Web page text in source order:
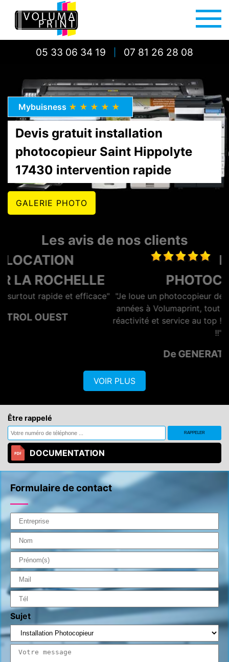
05 33 06 34 19 07 81 26 28 08
Mybuisness ★★★★★
Devis gratuit installation
photocopieur Saint Hippolyte
17430 intervention rapide
GALERIE PHOTO
Les avis de nos clients
LOCATION
PHOTOCOPIEUR
"Je loue un photocopieur depuis maintenant plusieurs
années à Volumaprint, tout s'est toujours bien passé,
réactivité et service au top ! Je recommande vivement
De GENERATION OPTIQ
VOIR PLUS
Être rappelé
DOCUMENTATION
Formulaire de contact
Sujet